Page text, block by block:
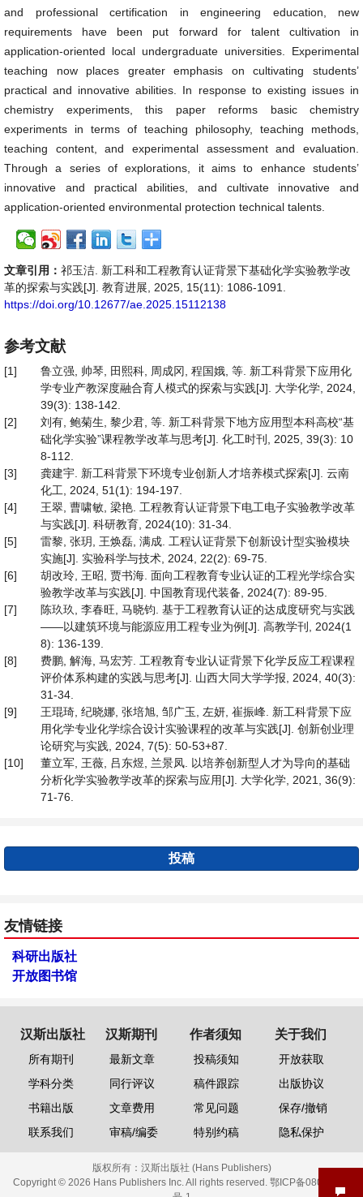
and professional certification in engineering education, new
requirements have been put forward for talent cultivation in
application-oriented local undergraduate universities. Experimental
teaching now places greater emphasis on cultivating students’
practical and innovative abilities. In response to existing issues in
chemistry experiments, this paper reforms basic chemistry
experiments in terms of teaching philosophy, teaching methods,
teaching content, and experimental assessment and evaluation.
Through a series of explorations, it aims to enhance students’
innovative and practical abilities, and cultivate innovative and
application-oriented environmental protection technical talents.
文章引用： 祁玉洁. 新工科和工程教育认证背景下基础化学实验教学改
革的探索与实践[J]. 教育进展, 2025, 15(11): 1086-1091.
https://doi.org/10.12677/ae.2025.15112138
参考文献
[1]
鲁立强, 帅琴, 田熙科, 周成冈, 程国娥, 等. 新工科背景下应用化
学专业产教深度融合育人模式的探索与实践[J]. 大学化学, 2024,
39(3): 138-142.
[2]
刘有, 鲍菊生, 黎少君, 等. 新工科背景下地方应用型本科高校“基
础化学实验”课程教学改革与思考[J]. 化工时刊, 2025, 39(3): 10
8-112.
[3]
龚建宇. 新工科背景下环境专业创新人才培养模式探索[J]. 云南
化工, 2024, 51(1): 194-197.
[4]
王翠, 曹啸敏, 梁艳. 工程教育认证背景下电工电子实验教学改革
与实践[J]. 科研教育, 2024(10): 31-34.
[5]
雷黎, 张玥, 王焕磊, 满成. 工程认证背景下创新设计型实验模块
实施[J]. 实验科学与技术, 2024, 22(2): 69-75.
[6]
胡改玲, 王昭, 贾书海. 面向工程教育专业认证的工程光学综合实
验教学改革与实践[J]. 中国教育现代装备, 2024(7): 89-95.
[7]
陈玖玖, 李春旺, 马晓钧. 基于工程教育认证的达成度研究与实践
——以建筑环境与能源应用工程专业为例[J]. 高教学刊, 2024(1
8): 136-139.
[8]
费鹏, 解海, 马宏芳. 工程教育专业认证背景下化学反应工程课程
评价体系构建的实践与思考[J]. 山西大同大学学报, 2024, 40(3):
31-34.
[9]
王琨琦, 纪晓娜, 张培旭, 邹广玉, 左妍, 崔振峰. 新工科背景下应
用化学专业化学综合设计实验课程的改革与实践[J]. 创新创业理
论研究与实践, 2024, 7(5): 50-53+87.
[10]
董立军, 王薇, 吕东煜, 兰景凤. 以培养创新型人才为导向的基础
分析化学实验教学改革的探索与应用[J]. 大学化学, 2021, 36(9):
71-76.
投稿
友情链接
科研出版社
开放图书馆
汉斯出版社
所有期刊
学科分类
书籍出版
联系我们
汉斯期刊
最新文章
同行评议
文章费用
审稿/编委
作者须知
投稿须知
稿件跟踪
常见问题
特别约稿
关于我们
开放获取
出版协议
保存/撤销
隐私保护
版权所有： 汉斯出版社 (Hans Publishers)
Copyright © 2026 Hans Publishers Inc. All rights reserved. 鄂ICP备08006613